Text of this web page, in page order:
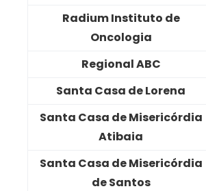
Radium Instituto de
Oncologia
Regional ABC
Santa Casa de Lorena
Santa Casa de Misericórdia
Atibaia
Santa Casa de Misericórdia
de Santos